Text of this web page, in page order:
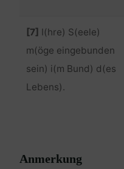
[7] I(hre) S(eele)
m(öge eingebunden
sein) i(m Bund) d(es
Lebens).
Anmerkung